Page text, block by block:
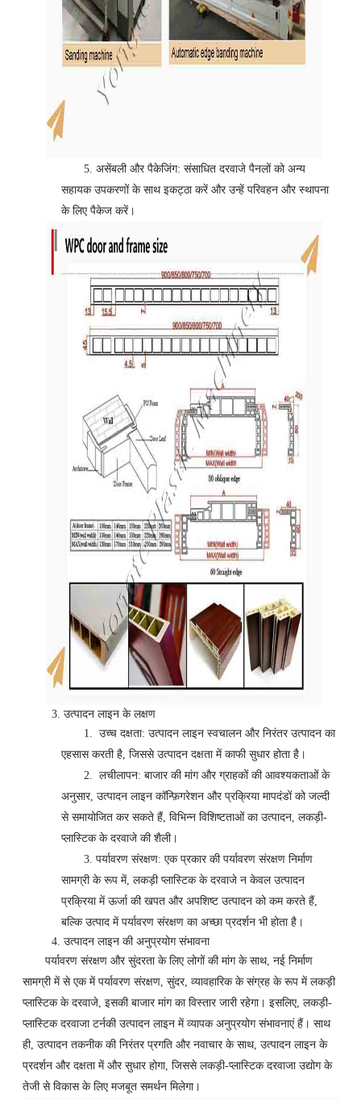
5.असेंबली और पैकेजिंग: संसाधित दरवाजे पैनलों को अन्य
सहायक उपकरणों के साथ इकट्ठा करें और उन्हें परिवहन और स्थापना
के लिए पैकेज करें।
3. उत्पादन लाइन के लक्षण
1.
उच्च दक्षता: उत्पादन लाइन स्वचालन और निरंतर उत्पादन का
एहसास करती है, जिससे उत्पादन दक्षता में काफी सुधार होता है।
2.
लचीलापन: बाजार की मांग और ग्राहकों की आवश्यकताओं के
अनुसार, उत्पादन लाइन कॉन्फ़िगरेशन और प्रक्रिया मापदंडों को जल्दी
से समायोजित कर सकते हैं, विभिन्न विशिष्टताओं का उत्पादन, लकड़ी-
प्लास्टिक के दरवाजे की शैली।
3.पर्यावरण संरक्षण: एक प्रकार की पर्यावरण संरक्षण निर्माण
सामग्री के रूप में, लकड़ी प्लास्टिक के दरवाजे न केवल उत्पादन
प्रक्रिया में ऊर्जा की खपत और अपशिष्ट उत्पादन को कम करते हैं,
बल्कि उत्पाद में पर्यावरण संरक्षण का अच्छा प्रदर्शन भी होता है।
4. उत्पादन लाइन की अनुप्रयोग संभावना
पर्यावरण संरक्षण और सुंदरता के लिए लोगों की मांग के साथ, नई निर्माण
सामग्री में से एक में पर्यावरण संरक्षण, सुंदर, व्यावहारिक के संग्रह के रूप में लकड़ी
प्लास्टिक के दरवाजे, इसकी बाजार मांग का विस्तार जारी रहेगा। इसलिए, लकड़ी-
प्लास्टिक दरवाजा टर्नकी उत्पादन लाइन में व्यापक अनुप्रयोग संभावनाएं हैं। साथ
ही, उत्पादन तकनीक की निरंतर प्रगति और नवाचार के साथ, उत्पादन लाइन के
प्रदर्शन और दक्षता में और सुधार होगा, जिससे लकड़ी-प्लास्टिक दरवाजा उद्योग के
तेजी से विकास के लिए मजबूत समर्थन मिलेगा।